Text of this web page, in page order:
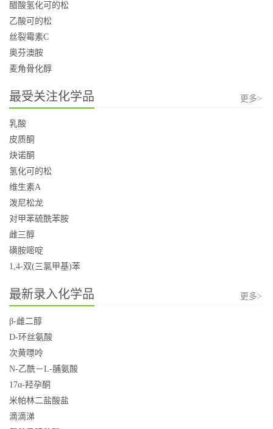
醋酸氢化可的松
乙酸可的松
丝裂霉素C
奥芬澳胺
麦角骨化醇
最受关注化学品 更多>
乳酸
皮质酮
炔诺酮
氢化可的松
维生素A
泼尼松龙
对甲苯硫酰苯胺
雌三醇
磺胺嘧啶
1,4-双(三氯甲基)苯
最新录入化学品 更多>
β-雌二醇
D-环丝氨酸
次黄嘌呤
N-乙酰－L-脯氨酸
17α-羟孕酮
米帕林二盐酸盐
滴滴涕